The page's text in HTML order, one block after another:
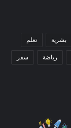
بشرية تعلم
رياضة سفر